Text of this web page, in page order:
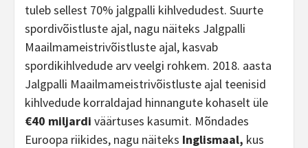
tuleb sellest 70% jalgpalli kihlvedudest. Suurte
spordivõistluste ajal, nagu näiteks Jalgpalli
Maailmameistrivõistluste ajal, kasvab
spordikihlvedude arv veelgi rohkem. 2018. aasta
Jalgpalli Maailmameistrivõistluste ajal teenisid
kihlvedude korraldajad hinnangute kohaselt üle
€40 miljardi väärtuses kasumit. Mõndades
Euroopa riikides, nagu näiteks Inglismaal, kus